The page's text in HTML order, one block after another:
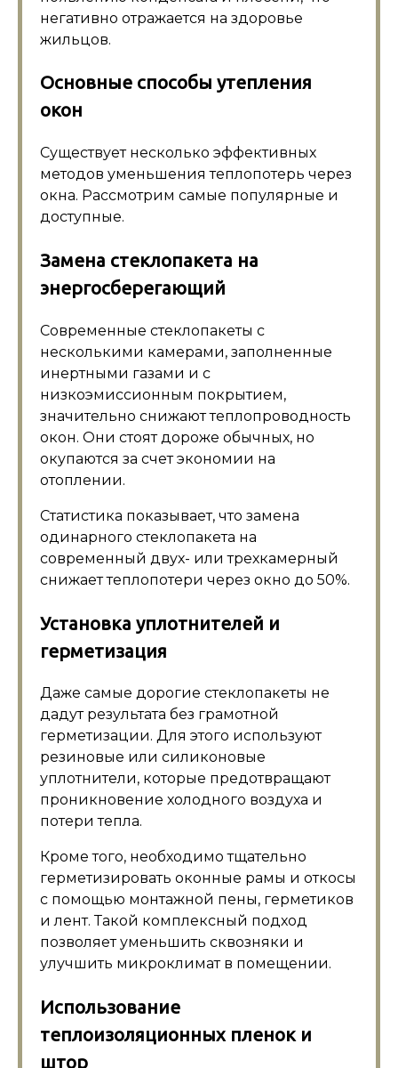
негативно отражается на здоровье
жильцов.
Основные способы утепления
окон
Существует несколько эффективных
методов уменьшения теплопотерь через
окна. Рассмотрим самые популярные и
доступные.
Замена стеклопакета на
энергосберегающий
Современные стеклопакеты с
несколькими камерами, заполненные
инертными газами и с
низкоэмиссионным покрытием,
значительно снижают теплопроводность
окон. Они стоят дороже обычных, но
окупаются за счет экономии на
отоплении.
Статистика показывает, что замена
одинарного стеклопакета на
современный двух- или трехкамерный
снижает теплопотери через окно до 50%.
Установка уплотнителей и
герметизация
Даже самые дорогие стеклопакеты не
дадут результата без грамотной
герметизации. Для этого используют
резиновые или силиконовые
уплотнители, которые предотвращают
проникновение холодного воздуха и
потери тепла.
Кроме того, необходимо тщательно
герметизировать оконные рамы и откосы
с помощью монтажной пены, герметиков
и лент. Такой комплексный подход
позволяет уменьшить сквозняки и
улучшить микроклимат в помещении.
Использование
теплоизоляционных пленок и
штор